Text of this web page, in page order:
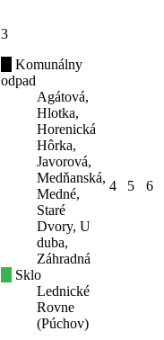
3
Komunálny
odpad
Agátová,
Hlotka,
Horenická
Hôrka,
Javorová,
Medňanská,
Medné,
Staré
Dvory, U
duba,
Záhradná
Sklo
Lednické
Rovne
(Púchov)
4 5 6